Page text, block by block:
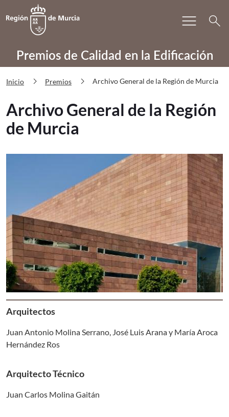
PRECAE Archivo General de la
Volver a
Ir a
menu search
Premios de Calidad en la Edificación
Inicio chevron_right Premios chevron_right Archivo General de la Región de Murcia
Archivo General de la Región
de Murcia
Arquitectos
Juan Antonio Molina Serrano, José Luis Arana y María Aroca
Hernández Ros
Arquitecto Técnico
Juan Carlos Molina Gaitán